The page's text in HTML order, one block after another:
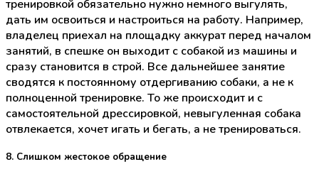
тренировкой обязательно нужно немного выгулять,
дать им освоиться и настроиться на работу. Например,
владелец приехал на площадку аккурат перед началом
занятий, в спешке он выходит с собакой из машины и
сразу становится в строй. Все дальнейшее занятие
сводятся к постоянному отдергиванию собаки, а не к
полноценной тренировке. То же происходит и с
самостоятельной дрессировкой, невыгуленная собака
отвлекается, хочет игать и бегать, а не тренироваться.
8. Слишком жестокое обращение